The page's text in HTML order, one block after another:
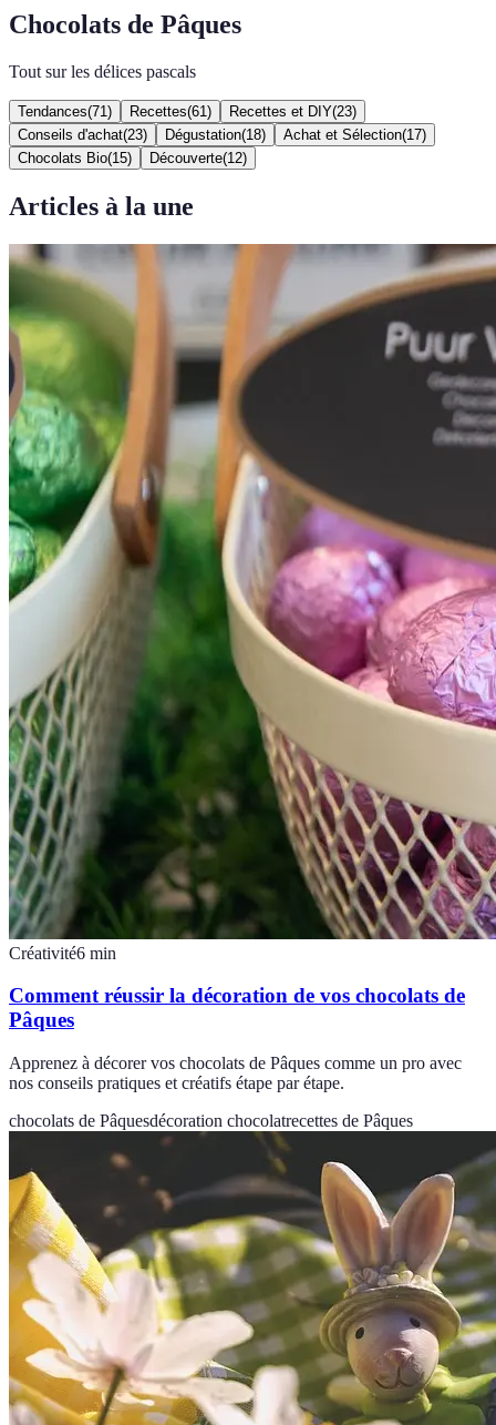
Chocolats de Pâques
Tout sur les délices pascals
Tendances(71 ) Recettes(61 ) Recettes et DIY(23)
Conseils d'achat(23) Dégustation(18) Achat et Sélection(17)
Chocolats Bio(15) Découverte(12)
Articles à la une
Créativité6 min
Comment réussir la décoration de vos chocolats de
Pâques
Apprenez à décorer vos chocolats de Pâques comme un pro avec
nos conseils pratiques et créatifs étape par étape.
chocolats de Pâquesdécoration chocolatrecettes de Pâques